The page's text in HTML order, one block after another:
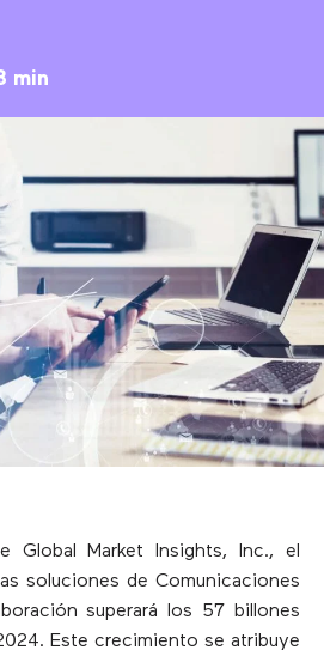
min
Global Market Insights, Inc., el
soluciones de Comunicaciones
superará los 57 billones
Este crecimiento se atribuye